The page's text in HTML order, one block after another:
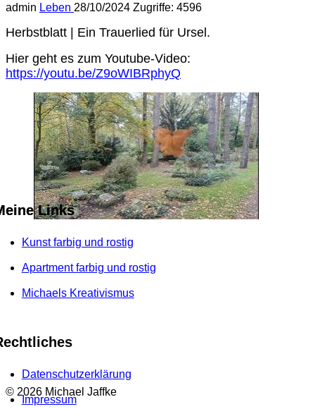
admin Leben 28/10/2024 Zugriffe: 4596
Herbstblatt | Ein Trauerlied für Ursel.
Hier geht es zum Youtube-Video:
https://youtu.be/Z9oWIBRphyQ
Links
Kunst farbig und rostig
Apartment farbig und rostig
Michaels Kreativismus
Datenschutzerklärung
Impressum
© 2026 Michael Jaffke